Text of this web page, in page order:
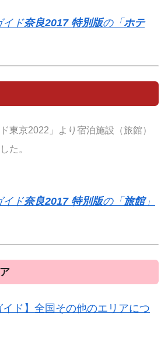
イド奈良2017 特別版の「ホテ
東京2022」より宿泊施設（旅館）
た。
イド奈良2017 特別版の「 旅館」
イド】全国その他のエリアにつ